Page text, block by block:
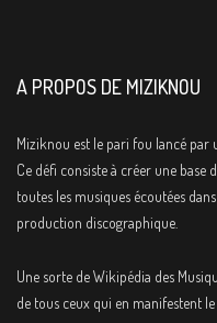
A PROPOS DE MIZIKNOU
Miziknou est le pari fou lancé par
Ce défi consiste à créer une base
toutes les musiques écoutées
production discographique.
Une sorte de Wikipédia des
de tous ceux qui en manifestent le